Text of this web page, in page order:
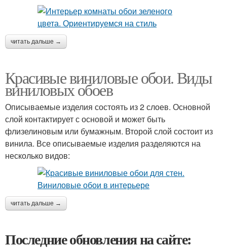
читать дальше →
Красивые виниловые обои. Виды
виниловых обоев
Описываемые изделия состоять из 2 слоев. Основной
слой контактирует с основой и может быть
флизелиновым или бумажным. Второй слой состоит из
винила. Все описываемые изделия разделяются на
несколько видов:
читать дальше →
Последние обновления на сайте: